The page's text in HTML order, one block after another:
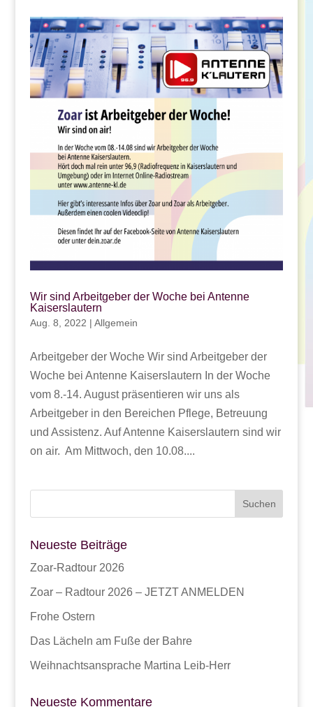
Wir sind Arbeitgeber der Woche bei Antenne
Kaiserslautern
Aug. 8, 2022 | Allgemein
Arbeitgeber der Woche Wir sind Arbeitgeber der
Woche bei Antenne Kaiserslautern In der Woche
vom 8.-14. August präsentieren wir uns als
Arbeitgeber in den Bereichen Pflege, Betreuung
und Assistenz. Auf Antenne Kaiserslautern sind wir
on air. Am Mittwoch, den 10.08....
Neueste Beiträge
Zoar-Radtour 2026
Zoar – Radtour 2026 – JETZT ANMELDEN
Frohe Ostern
Das Lächeln am Fuße der Bahre
Weihnachtsansprache Martina Leib-Herr
Neueste Kommentare